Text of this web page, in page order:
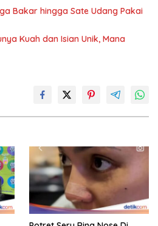
Bakar hingga Sate Udang Pakai
Kuah dan Isian Unik, Mana